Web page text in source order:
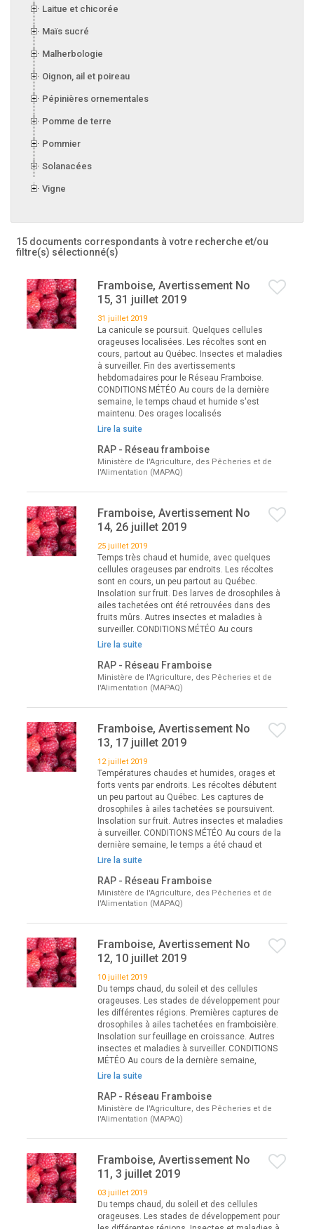
Laitue et chicorée
Maïs sucré
Malherbologie
Oignon, ail et poireau
Pépinières ornementales
Pomme de terre
Pommier
Solanacées
Vigne
15 documents correspondants à votre recherche et/ou
filtre(s) sélectionné(s)
Framboise, Avertissement No
15, 31 juillet 2019
31 juillet 2019
La canicule se poursuit. Quelques cellules
orageuses localisées. Les récoltes sont en
cours, partout au Québec. Insectes et maladies
à surveiller. Fin des avertissements
hebdomadaires pour le Réseau Framboise.
CONDITIONS MÉTÉO Au cours de la dernière
semaine, le temps chaud et humide s'est
maintenu. Des orages localisés
Lire la suite
RAP - Réseau framboise
Ministère de l'Agriculture, des Pêcheries et de
l'Alimentation (MAPAQ)
Framboise, Avertissement No
14, 26 juillet 2019
25 juillet 2019
Temps très chaud et humide, avec quelques
cellules orageuses par endroits. Les récoltes
sont en cours, un peu partout au Québec.
Insolation sur fruit. Des larves de drosophiles à
ailes tachetées ont été retrouvées dans des
fruits mûrs. Autres insectes et maladies à
surveiller. CONDITIONS MÉTÉO Au cours
Lire la suite
RAP - Réseau Framboise
Ministère de l'Agriculture, des Pêcheries et de
l'Alimentation (MAPAQ)
Framboise, Avertissement No
13, 17 juillet 2019
12 juillet 2019
Températures chaudes et humides, orages et
forts vents par endroits. Les récoltes débutent
un peu partout au Québec. Les captures de
drosophiles à ailes tachetées se poursuivent.
Insolation sur fruit. Autres insectes et maladies
à surveiller. CONDITIONS MÉTÉO Au cours de la
dernière semaine, le temps a été chaud et
Lire la suite
RAP - Réseau Framboise
Ministère de l'Agriculture, des Pêcheries et de
l'Alimentation (MAPAQ)
Framboise, Avertissement No
12, 10 juillet 2019
10 juillet 2019
Du temps chaud, du soleil et des cellules
orageuses. Les stades de développement pour
les différentes régions. Premières captures de
drosophiles à ailes tachetées en framboisière.
Insolation sur feuillage en croissance. Autres
insectes et maladies à surveiller. CONDITIONS
MÉTÉO Au cours de la dernière semaine,
Lire la suite
RAP - Réseau Framboise
Ministère de l'Agriculture, des Pêcheries et de
l'Alimentation (MAPAQ)
Framboise, Avertissement No
11, 3 juillet 2019
03 juillet 2019
Du temps chaud, du soleil et des cellules
orageuses. Les stades de développement pour